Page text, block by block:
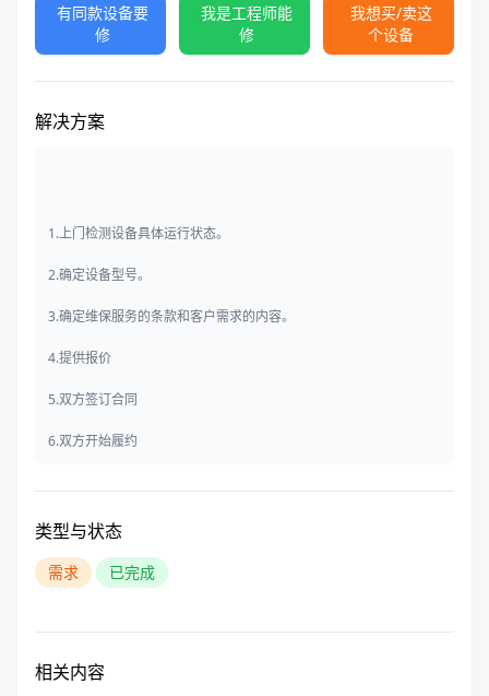
有同款设备要
修
我是工程师能
修
我想买/卖这
个设备
解决方案
1.上门检测设备具体运行状态。
2.确定设备型号。
3.确定维保服务的条款和客户需求的内容。
4.提供报价
5.双方签订合同
6.双方开始履约
类型与状态
需求 已完成
相关内容